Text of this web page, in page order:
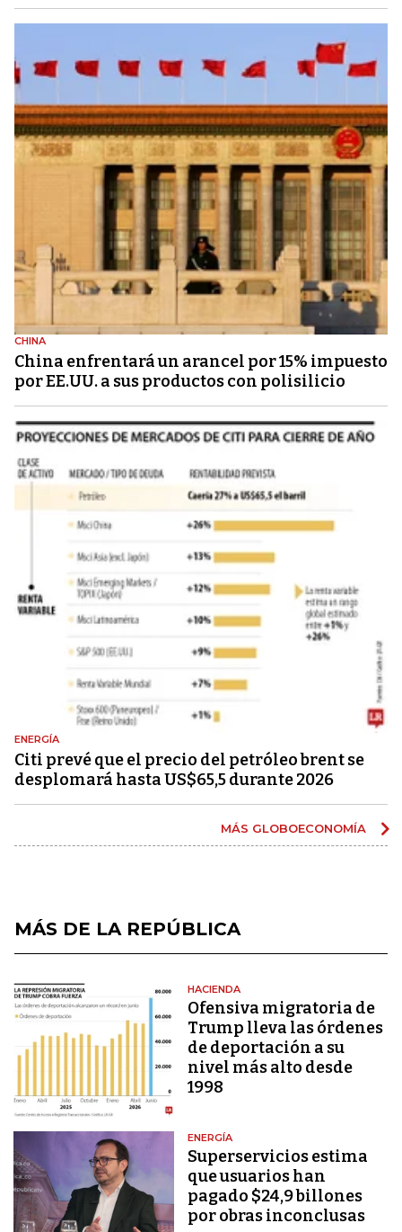
CHINA
China enfrentará un arancel por 15% impuesto
por EE.UU. a sus productos con polisilicio
ENERGÍA
Citi prevé que el precio del petróleo brent se
desplomará hasta US$65,5 durante 2026
MÁS GLOBOECONOMÍA
MÁS DE LA REPÚBLICA
HACIENDA
Ofensiva migratoria de
Trump lleva las órdenes
de deportación a su
nivel más alto desde
1998
ENERGÍA
Superservicios estima
que usuarios han
pagado $24,9 billones
por obras inconclusas